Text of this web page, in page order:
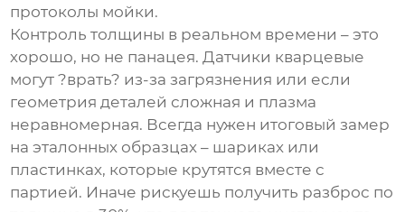
протоколы мойки.
Контроль толщины в реальном времени – это
хорошо, но не панацея. Датчики кварцевые
могут ?врать? из-за загрязнения или если
геометрия деталей сложная и плазма
неравномерная. Всегда нужен итоговый замер
на эталонных образцах – шариках или
пластинках, которые крутятся вместе с
партией. Иначе рискуешь получить разброс по